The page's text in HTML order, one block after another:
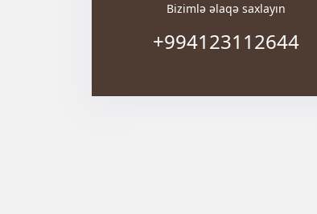
Bizimlə əlaqə saxlayın
+994123112644